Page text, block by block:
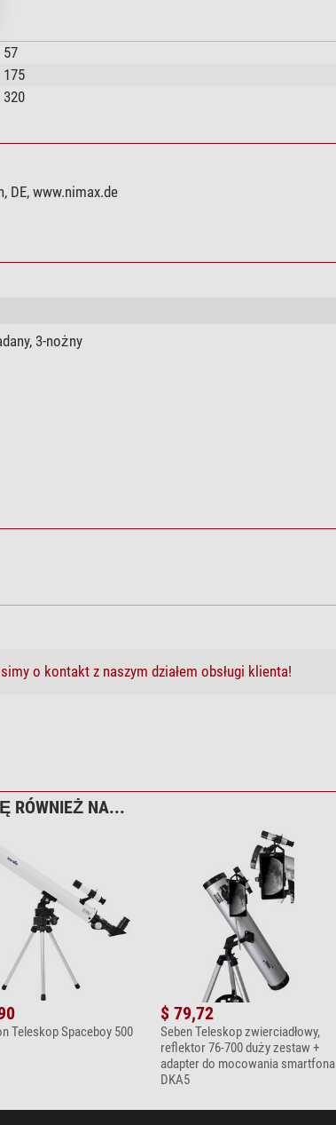
57
175
320
DE, www.nimax.de
3-nożny
20cm x 20cm
o kontakt z naszym działem obsługi klienta!
RÓWNIEŻ NA...
Teleskop Spaceboy 500
$ 79,72
Seben Teleskop zwierciadłowy,
reflektor 76-700 duży zestaw +
adapter do mocowania smartfona
DKA5